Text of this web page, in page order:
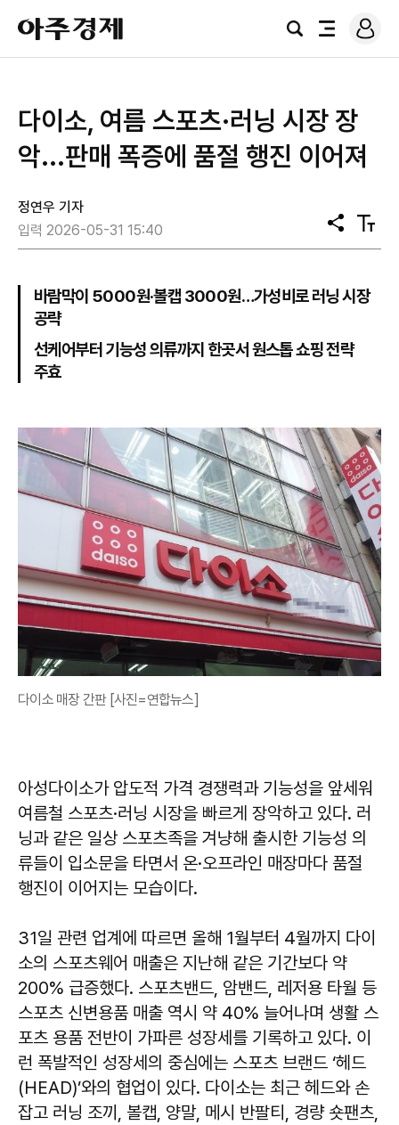
아
주
경
검
전
로
그
다이소, 여름 스포츠·러닝 시장 장
악...판매 폭증에 품절 행진 이어져
정연우 기자
입력 2026-05-31 15:40
공
유
텍
스
기
바람막이 5000원·볼캡 3000원…가성비로 러닝 시장
공략
선케어부터 기능성 의류까지 한곳서 원스톱 쇼핑 전략
주효
다이소 매장 간판 [사진=연합뉴스]
아성다이소가 압도적 가격 경쟁력과 기능성을 앞세워
여름철 스포츠·러닝 시장을 빠르게 장악하고 있다. 러
닝과 같은 일상 스포츠족을 겨냥해 출시한 기능성 의
류들이 입소문을 타면서 온·오프라인 매장마다 품절
행진이 이어지는 모습이다.
31일 관련 업계에 따르면 올해 1월부터 4월까지 다이
소의 스포츠웨어 매출은 지난해 같은 기간보다 약
200% 급증했다. 스포츠밴드, 암밴드, 레저용 타월 등
스포츠 신변용품 매출 역시 약 40% 늘어나며 생활 스
포츠 용품 전반이 가파른 성장세를 기록하고 있다. 이
런 폭발적인 성장세의 중심에는 스포츠 브랜드 ‘헤드
(HEAD)’와의 협업이 있다. 다이소는 최근 헤드와 손
잡고 러닝 조끼, 볼캡, 양말, 메시 반팔티, 경량 숏팬츠,